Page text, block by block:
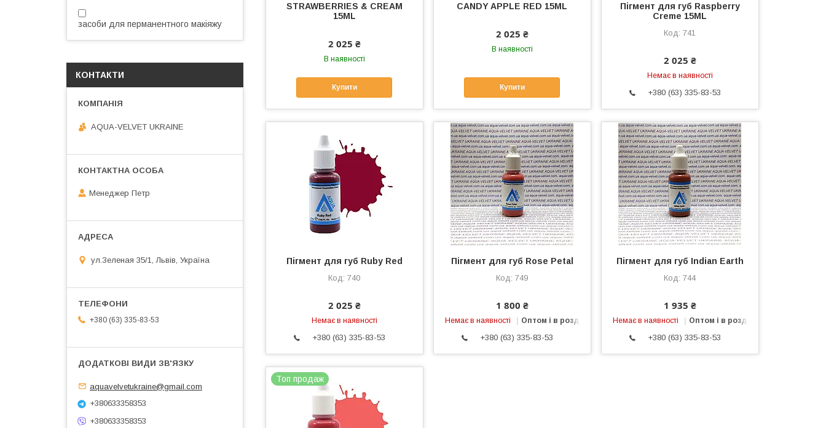
STRAWBERRIES & CREAM
15ML
2 025 ₴
В наявності
Купити
CANDY APPLE RED 15ML
2 025 ₴
В наявності
Купити
Пігмент для губ Raspberry
Creme 15ML
741
2 025 ₴
Немає в наявності
+380 (63) 335-83-53
Пігмент для губ Ruby Red
740
2 025 ₴
Немає в наявності
+380 (63) 335-83-53
Пігмент для губ Rose Petal
749
1 800 ₴
Немає в наявності Оптом і в роздріб
+380 (63) 335-83-53
Пігмент для губ Indian Earth
744
1 935 ₴
Немає в наявності Оптом і в роздріб
+380 (63) 335-83-53
Топ продаж
засоби для перманентного макіяжу
КОНТАКТИ
AQUA-VELVET UKRAINE
Менеджер Петр
ул.Зеленая 35/1, Львів, Україна
+380 (63) 335-83-53
aquavelvetukraine@gmail.com
+380633358353
+380633358353